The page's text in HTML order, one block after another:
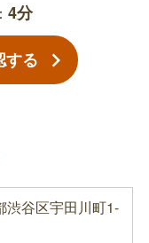
4分
する
渋谷区宇田川町1-